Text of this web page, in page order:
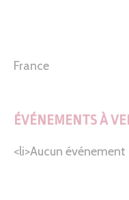
France
ÉVÉNEMENTS À
<li>Aucun